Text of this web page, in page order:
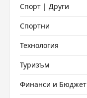
Спорт | Други
Спортни
Технология
Туризъм
Финанси и Бюджет